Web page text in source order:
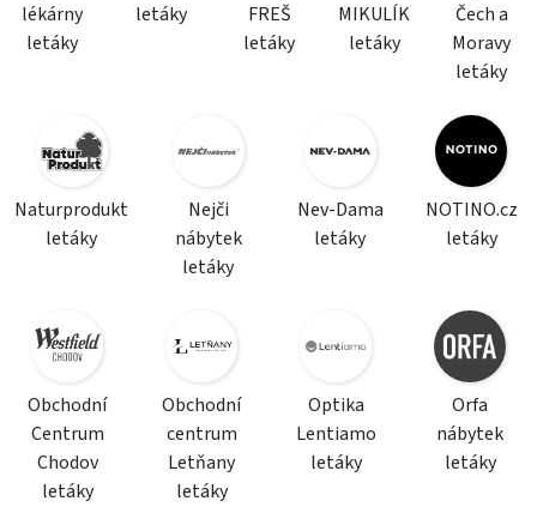
lékárny
letáky
letáky
FREŠ
letáky
MIKULÍK
letáky
Čech a
Moravy
letáky
Naturprodukt
letáky
Nejči
nábytek
letáky
Nev-Dama
letáky
NOTINO.cz
letáky
Obchodní
Centrum
Chodov
letáky
Obchodní
centrum
Letňany
letáky
Optika
Lentiamo
letáky
Orfa
nábytek
letáky